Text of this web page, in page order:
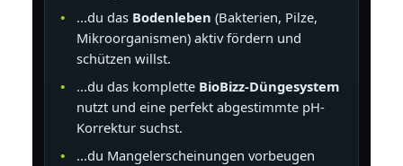
...du das Bodenleben (Bakterien, Pilze,
Mikroorganismen) aktiv fördern und
schützen willst.
...du das komplette BioBizz-Düngesystem
nutzt und eine perfekt abgestimmte pH-
Korrektur suchst.
...du Mangelerscheinungen vorbeugen